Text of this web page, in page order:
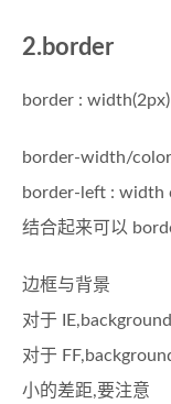
2.border
border :
border-width/
border-left : width
结合起来可以
边框与背景
对于
对于
小的差距,要注意